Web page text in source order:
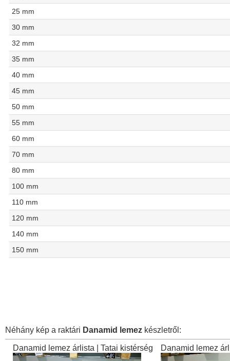
25 mm
30 mm
32 mm
35 mm
40 mm
45 mm
50 mm
55 mm
60 mm
70 mm
80 mm
100 mm
110 mm
120 mm
140 mm
150 mm
Néhány kép a raktári Danamid lemez készletről:
Danamid lemez árlista | Tatai kistérség Danamid lemez